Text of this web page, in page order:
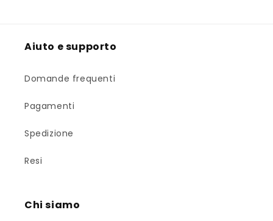
Aiuto e supporto
Domande frequenti
Pagamenti
Spedizione
Resi
Chi siamo